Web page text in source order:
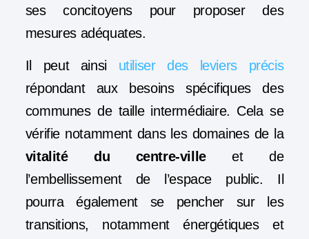
ses concitoyens pour proposer des
mesures adéquates.
Il peut ainsi utiliser des leviers précis
répondant aux besoins spécifiques des
communes de taille intermédiaire. Cela se
vérifie notamment dans les domaines de la
vitalité du centre-villeet de
l’embellissement de l’espace public. Il
pourra également se pencher sur les
transitions, notamment énergétiques et